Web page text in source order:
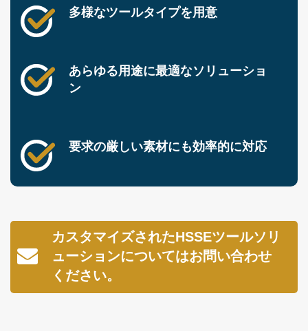
多様なツールタイプを用意
あらゆる用途に最適なソリューショ
ン
要求の厳しい素材にも効率的に対応
カスタマイズされたHSSEツールソリ
ューションについてはお問い合わせ
ください。